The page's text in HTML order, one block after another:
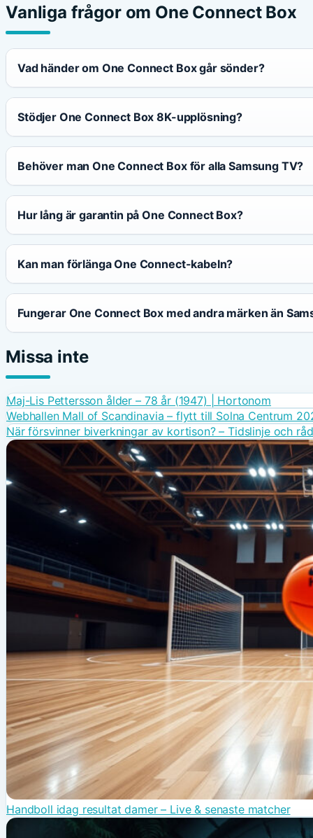
Vanliga frågor om One Connect Box
Vad händer om One Connect Box går sönder?
Stödjer One Connect Box 8K-upplösning?
Behöver man One Connect Box för alla Samsung TV?
Hur lång är garantin på One Connect Box?
Kan man förlänga One Connect-kabeln?
Fungerar One Connect Box med andra märken än
Missa inte
Maj-Lis Pettersson ålder – 78 år (1947) | Hortonom
Webhallen Mall of Scandinavia – flytt till Solna Centrum
När försvinner biverkningar av kortison? – Tidslinje och råd
Handboll idag resultat damer – Live & senaste matcher